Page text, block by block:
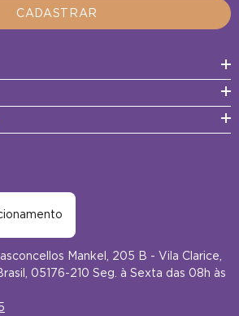
CADASTRAR
Mankel, 205 B - Vila Clarice,
05176-210 Seg. à Sexta das 08h às